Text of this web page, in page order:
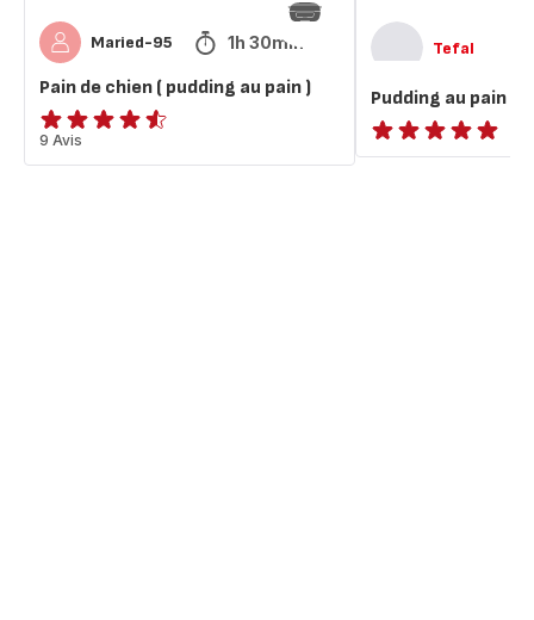
Maried-95 1h 30min
Pain de chien ( pudding au pain )
ratings.4.5
9 Avis
Tefal
Pudding au pain
ratings.NaN